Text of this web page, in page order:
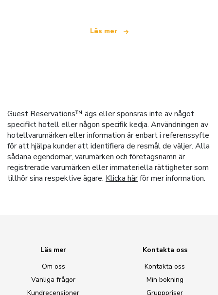
Läs mer
Guest Reservations™ ägs eller sponsras inte av något
specifikt hotell eller någon specifik kedja. Användningen av
hotellvarumärken eller information är enbart i referenssyfte
för att hjälpa kunder att identifiera de resmål de väljer. Alla
sådana egendomar, varumärken och företagsnamn är
registrerade varumärken eller immateriella rättigheter som
tillhör sina respektive ägare. Klicka härför mer information.
Läs mer
Om oss
Vanliga frågor
Kundrecensioner
Kontakta oss
Kontakta oss
Min bokning
Grupppriser